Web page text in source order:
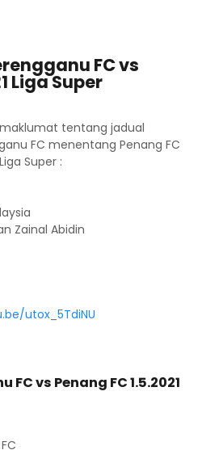
FC vs
Liga Super
tentang jadual
FC menentang Penang FC
Super :
Zainal Abidin
utox_5TdiNU
vs Penang FC 1.5.2021